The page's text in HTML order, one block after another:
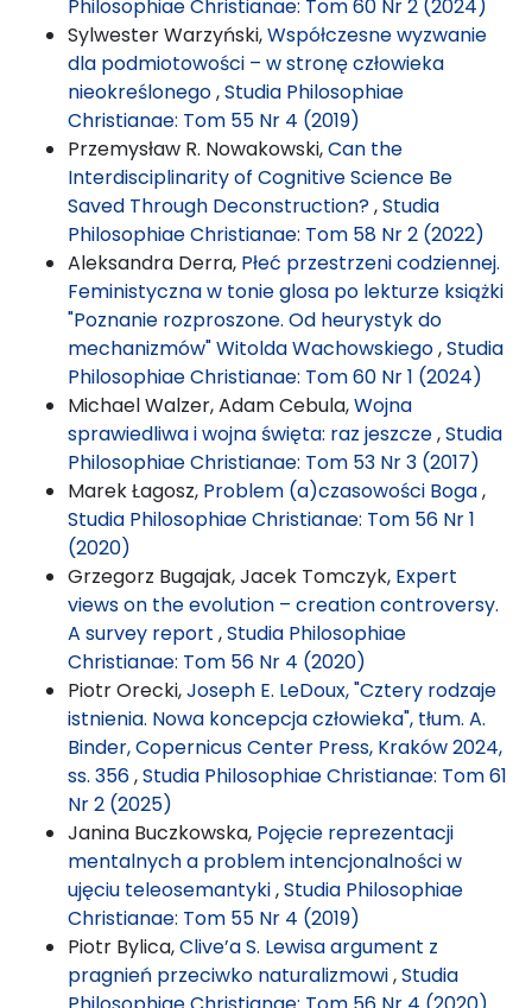
Philosophiae Christianae: Tom 60 Nr 2 (2024)
Sylwester Warzyński,Współczesne wyzwanie
dla podmiotowości – w stronę człowieka
nieokreślonego,Studia Philosophiae
Christianae: Tom 55 Nr 4 (2019)
Przemysław R. Nowakowski,Can the
Interdisciplinarity of Cognitive Science Be
Saved Through Deconstruction?,Studia
Philosophiae Christianae: Tom 58 Nr 2 (2022)
Aleksandra Derra, Płeć przestrzeni codziennej.
Feministyczna w tonie glosa po lekturze książki
"Poznanie rozproszone. Od heurystyk do
mechanizmów" Witolda Wachowskiego,Studia
Philosophiae Christianae: Tom 60 Nr 1 (2024)
Michael Walzer, Adam Cebula,Wojna
sprawiedliwa i wojna święta: raz jeszcze,Studia
Philosophiae Christianae: Tom 53 Nr 3 (2017)
Marek Łagosz, Problem (a)czasowości Boga,
Studia Philosophiae Christianae: Tom 56 Nr 1
(2020)
Grzegorz Bugajak, Jacek Tomczyk, Expert
views on the evolution – creation controversy.
A survey report ,Studia Philosophiae
Christianae: Tom 56 Nr 4 (2020)
Piotr Orecki,Joseph E. LeDoux, "Cztery rodzaje
istnienia. Nowa koncepcja człowieka", tłum. A.
Binder, Copernicus Center Press, Kraków 2024,
ss. 356,Studia Philosophiae Christianae: Tom 61
Nr 2 (2025)
Janina Buczkowska, Pojęcie reprezentacji
mentalnych a problem intencjonalności w
ujęciu teleosemantyki,Studia Philosophiae
Christianae: Tom 55 Nr 4 (2019)
Piotr Bylica,Clive’a S. Lewisa argument z
pragnień przeciwko naturalizmowi,Studia